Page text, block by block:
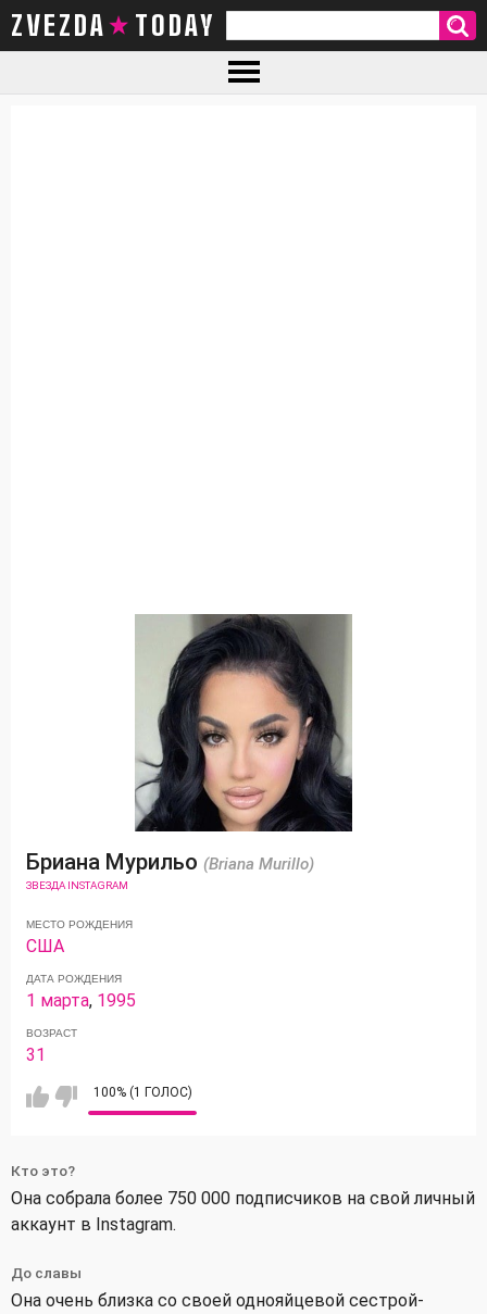
ZVEZDA TODAY
Бриана Мурильо (Briana Murillo)
ЗВЕЗДА INSTAGRAM
МЕСТО РОЖДЕНИЯ
США
ДАТА РОЖДЕНИЯ
1 марта, 1995
ВОЗРАСТ
31
100% (1 ГОЛОС)
Кто это?
Она собрала более 750 000 подписчиков на свой личный
аккаунт в Instagram.
До славы
Она очень близка со своей однояйцевой сестрой-